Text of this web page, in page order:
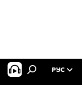
РУС